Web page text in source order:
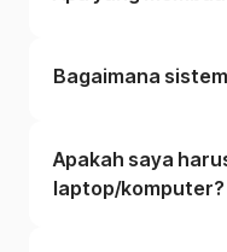
Bagaimana
Apakah saya
laptop/komputer?